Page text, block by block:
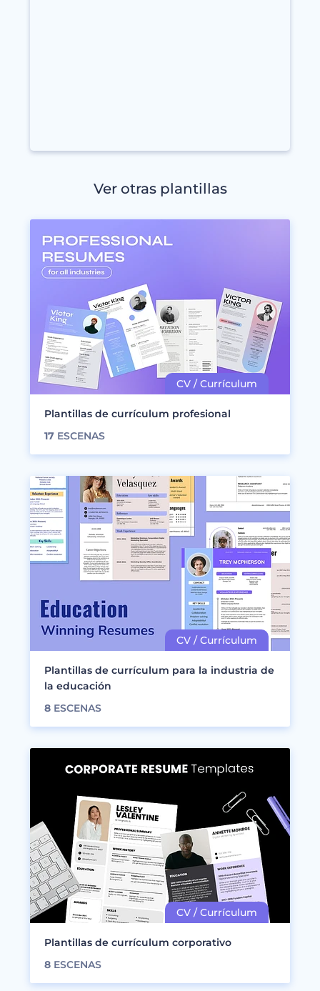
Ver otras plantillas
Plantillas de currículum profesional
17 ESCENAS
Plantillas de currículum para la industria de
la educación
8 ESCENAS
Plantillas de currículum corporativo
8 ESCENAS